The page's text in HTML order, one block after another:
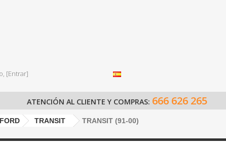
[Entrar]
ATENCIÓN AL CLIENTE Y COMPRAS: 666 626 265
FORD TRANSIT TRANSIT (91-00)